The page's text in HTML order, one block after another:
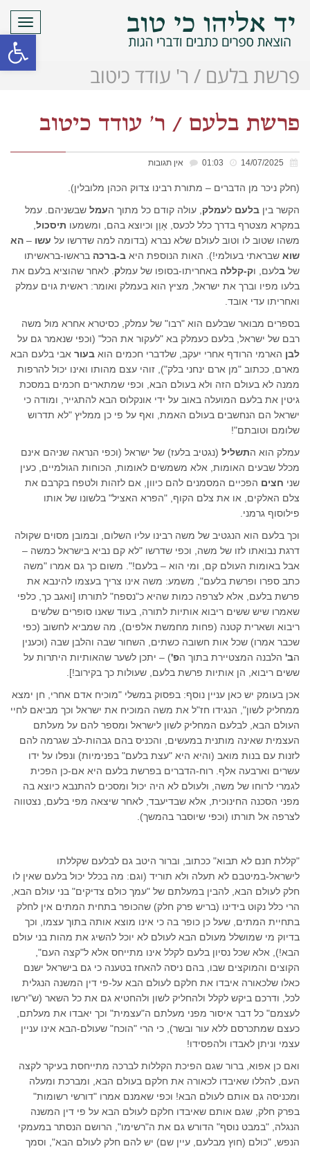
פתח
פרשת בלעם / ר' עודד כיטוב
פרשת בלעם / ר' עודד כיטוב
אין תגובות
(חלק ניכר מן הדברים – מתורת רבינו צדוק הכהן מלובלין).
הקשר בין בלעם לעמלק , עולה קודם כל מתוך העמל שבשניהם. עמל
במקרא מצטרף בדרך כלל לכעס, אָוֶן וכיוצא בהם, ומשמעו תיסכול
משהו שטוב לו וטוב לעולם שלא נברא (בדומה למה שדרשו על עשו – הא
שוא שבראתי בעולמי!). האות הנוספת היא ב-ברכה בראשו-בראשיתו
של בלעם, וק-קללה באחריתו-בסופו של עמלק . לאחר שהוציא בלעם את
בלעו מפיו וברך את ישראל, מציץ הוא בעמלק ואומר: ראשית גוים עמלק
ואחריתו עדי אובד.
בספרים מבואר שבלעם הוא "רבו" של עמלק, כסיטרא אחרא מול משה
רבם של ישראל, בלעם כעמלק בא "לעקור את הכל" (וכפי שנאמר גם על
לבן הארמי הרודף אחרי יעקב, שלדברי חכמים הוא בעור אבי בלעם הבא
מארם, ככתוב "מן ארם ינחני בלק"), זוהי עצם מהותו ואינו יכול להרפות
ממנה לא בעולם הזה ולא בעולם הבא, וכפי שמתארים חכמים במסכת
גיטין את בלעם המועלה באוב על ידי אונקלוס הבא להתגייר, ומודה כי
ישראל הם הנחשבים בעולם האמת, ואף על פי כן ממליץ "לא תדרוש
שלומם וטובתם"!
עמלק הוא התשליל (נגטיב בלעז) של ישראל (וכפי הנראה שניהם אינם
מכלל שבעים האומות, אלא משמשים לאומות, הכוחות הגולמיים, כעין
שני חצים הפכיים המסמנים להם כיוון, אם לזהות ולטפח בקרבם את
צלם האלקים, או את צלם הקוף, "הפרא האציל" בלשונו של אותו
פילוסוף גרמני.
וכך בלעם הוא הנגטיב של משה רבינו עליו השלום, ובמובן מסוים שקולה
דרגת נבואתו לזו של משה, וכפי שדרשו "לא קם נביא בישראל כמשה –
אבל באומות העולם קם, ומי הוא – בלעם!". משום כך גם אמרו "משה
כתב ספרו ופרשת בלעם", משמע: משה אינו צריך בעצמו להינבא את
פרשת בלעם, אלא לצרפה כמות שהיא כ"נספח" לתורתו [ואגב כך, כלפי
שאמרו שיש ששים ריבוא אותיות לתורה, בעוד שאנו סופרים שלשים
ריבוא ושארית קטנה (פחות מחמשת אלפים), מה שמביא לחשוב (כפי
שכבר אמרו) שכל אות חשובה כשתים, השחור שבה והלבן שבה (וכענין
הב' הלבנה המצטיירת בתוך הפ') – יתכן לשער שהאותיות היתרות על
ששים ריבוא, הן אותיות פרשת בלעם, שעולות כך בקירוב!].
אכן בעומק יש כאן עניין נוסף: בפסוק במשלי "מוכיח אדם אחרי, חן ימצא
ממחליק לשון", הנגידו חז"ל את משה המוכיח את ישראל וכך מביאם לחיי
העולם הבא, לבלעם המחליק לשון לישראל ומספר להם על מעלתם
העצמית שאינה מותנית במעשים, והכניס בהם גבהות-לב שגרמה להם
לזנות עם בנות מואב (והיא היא "עצת בלעם" בפנימיות) ונפלו על ידו
עשרים וארבעה אלף. רוח-הדברים בפרשת בלעם היא אם-כן הפכית
לגמרי לרוחו של משה, ולעולם לא היה יכול ומסכים להתנבא כיוצא בה
מפני הסכנה החינוכית, אלא שבדיעבד, לאחר שיצאה מפי בלעם, נצטווה
לצרפה אל תורתו (וכפי שיוסבר בהמשך).
"קללת חנם לא תבוא" ככתוב, וברור היטב גם לבלעם שקללתו
לישראל-במיטבם לא תעלה ולא תוריד (וגם: מה בכלל יכול בלעם שאין לו
חלק לעולם הבא, להבין במעלתם של "עמך כולם צדיקים" בני עולם הבא,
הרי כלל נקוט בידינו (בריש פרק חלק) שהכופר בתחית המתים אין לחלק
בתחיית המתים, שעל כן כופר בה כי אינו מוצא אותה בתוך עצמו, וכך
בדיוק מי שמושלל מעולם הבא לעולם לא יוכל להשיג את מהות בני עולם
הבא!), אלא שכל נסיון בלעם לקלל אינו מתייחס אלא ל"קצה העם",
הקוצים והמוקצים שבו, בהם ניסה להאחז בטענה כי גם בישראל ישנם
כאלו שלכאורה איבדו את חלקם לעולם הבא על-פי דין המשנה הנגלית
לכל, ודרכם ביקש לקלל ולהחליק לשון ולהחטיא גם את כל השאר (ש"ירשו
לעצמם" כל דבר איסור מפני מעלתם ה"עצמית" וכך יאבדו את מעלתם,
כעצם שמתכרסם ללא עור ובשר), כי הרי "הוכח" שעולם-הבא אינו עניין
עצמי וניתן לאבדו ולהפסידו!
ואם כן אפוא, ברור שגם הפיכת הקללות לברכה מתייחסת בעיקר לקצה
העם, להללו שאיבדו לכאורה את חלקם בעולם הבא, ומברכת ומעלה
ומכניסה גם אותם לעולם הבא! וכפי שאמנם אמרו "דורשי רשומות"
בפרק חלק, שגם אותם שאיבדו חלקם לעולם הבא על פי דין המשנה
הנגלה, "במבט נוסף" הדורש גם את ה"רשימו", הרושם הנסתר במעמקי
הנפש, "כולם (חוץ מבלעם, עיין שם) יש להם חלק לעולם הבא", וסמך